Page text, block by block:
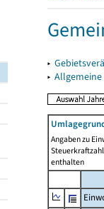
▸
▸
Angaben zu
enthalten